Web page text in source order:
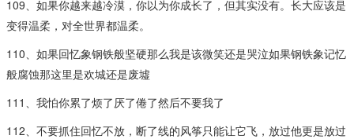
109、如果你越来越冷漠，你以为你成长了，但其实没有。长大应该是
变得温柔，对全世界都温柔。
110、如果回忆象钢铁般坚硬那么我是该微笑还是哭泣如果钢铁象记忆
般腐蚀那这里是欢城还是废墟
111、我怕你累了烦了厌了倦了然后不要我了
112、不要抓住回忆不放，断了线的风筝只能让它飞，放过他更是放过